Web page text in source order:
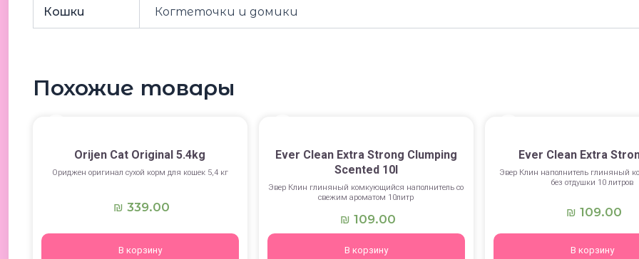
Кошки Когтеточки и домики
Похожие товары
Orijen Cat Original 5.4kg
Ориджен оригинал сухой корм для кошек 5,4 кг
₪ 339.00
В корзину
Ever Clean Extra Strong Clumping
Scented 10l
Эвер Клин глиняный комкующийся наполнитель со
свежим ароматом 10литр
₪ 109.00
В корзину
Ever Clean Extra
Эвер Клин наполнитель глиняный
без отдушки 10 литров
₪ 109.00
В корзину